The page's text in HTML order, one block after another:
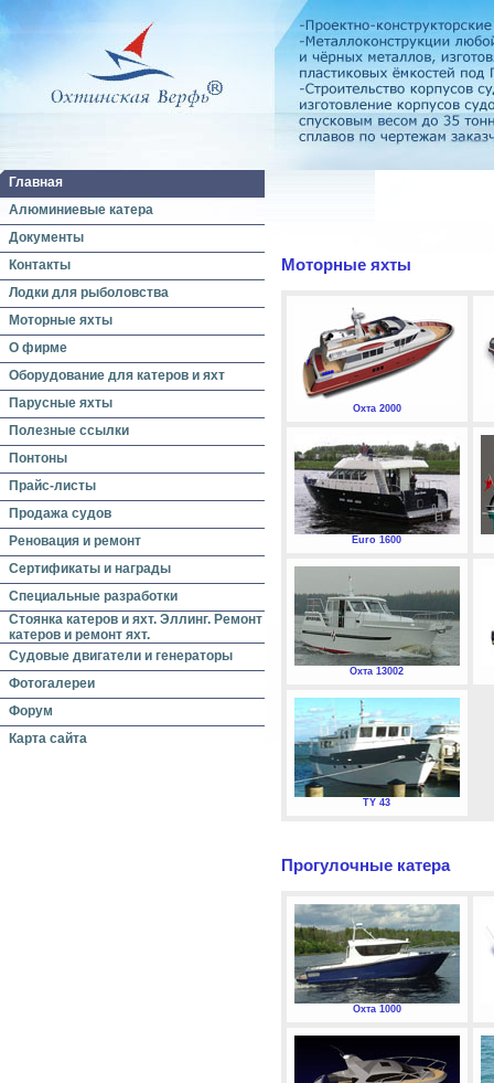
Главная
Алюминиевые катера
Документы
Контакты
Лодки для рыболовства
Моторные яхты
О фирме
Оборудование для катеров и яхт
Парусные яхты
Полезные ссылки
Понтоны
Прайс-листы
Продажа судов
Реновация и ремонт
Сертификаты и награды
Специальные разработки
Стоянка катеров и яхт. Эллинг. Ремонт
катеров и ремонт яхт.
Судовые двигатели и генераторы
Фотогалереи
Форум
Карта сайта
Моторные яхты
Охта 2000
Euro 1600
Охта 13002
TY 43
Прогулочные катера
Охта 1000